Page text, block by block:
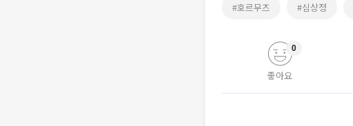
#호르무즈 #심상정
좋아요
0